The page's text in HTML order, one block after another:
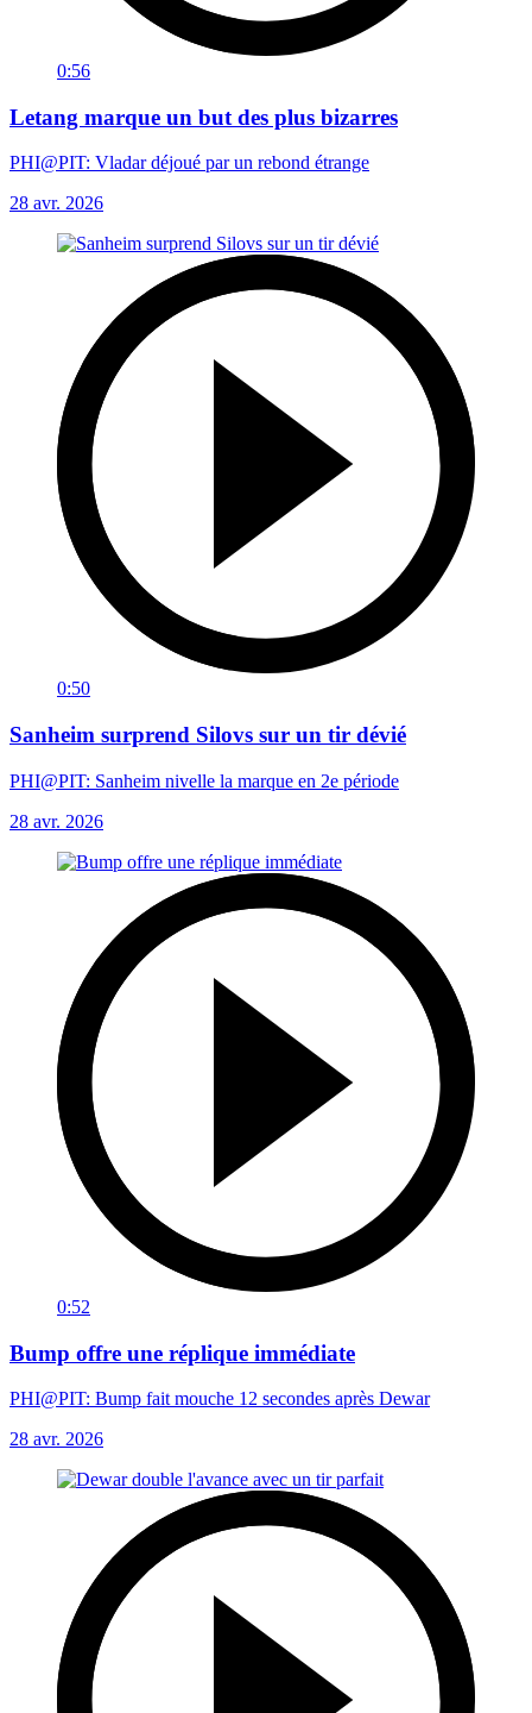
0:56
Letang marque un but des plus bizarres
PHI@PIT: Vladar déjoué par un rebond étrange
28 avr. 2026
0:50
Sanheim surprend Silovs sur un tir dévié
PHI@PIT: Sanheim nivelle la marque en 2e période
28 avr. 2026
0:52
Bump offre une réplique immédiate
PHI@PIT: Bump fait mouche 12 secondes après Dewar
28 avr. 2026